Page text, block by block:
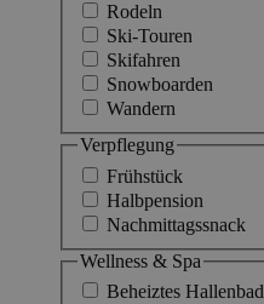
Rodeln
Ski-Touren
Skifahren
Snowboarden
Wandern
Verpflegung
Frühstück
Halbpension
Nachmittagssnack
Wellness & Spa
Beheiztes Hallenbad